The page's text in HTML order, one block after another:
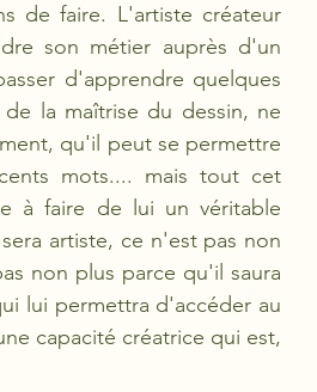
de faire. L'artiste créateur
son métier auprès d'un
d'apprendre quelques
la maîtrise du dessin, ne
qu'il peut se permettre
mots.... mais tout cet
à faire de lui un véritable
artiste, ce n'est pas non
non plus parce qu'il saura
lui permettra d'accéder au
capacité créatrice qui est,